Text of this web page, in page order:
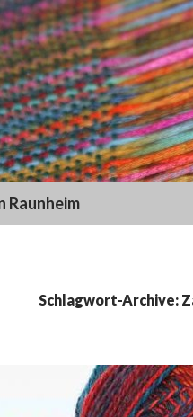
Raunheim
Schlagwort-Archive: